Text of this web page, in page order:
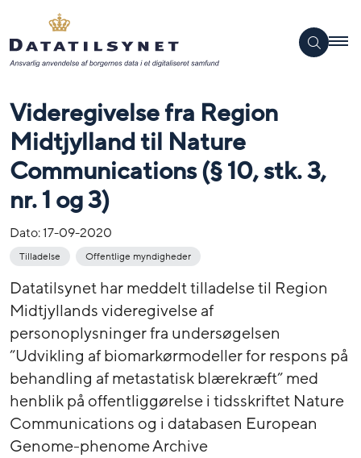
Videregivelse fra Region
Midtjylland til Nature
Communications (§ 10, stk. 3,
nr. 1 og 3)
Dato:17-09-2020
Tilladelse Offentlige myndigheder
Datatilsynet har meddelt tilladelse til Region
Midtjyllands videregivelse af
personoplysninger fra undersøgelsen
”Udvikling af biomarkørmodeller for respons på
behandling af metastatisk blærekræft” med
henblik på offentliggørelse i tidsskriftet Nature
Communications og i databasen European
Genome-phenome Archive